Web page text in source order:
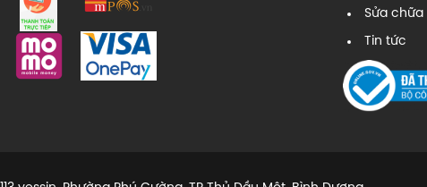
Sửa chữa
Tin tức